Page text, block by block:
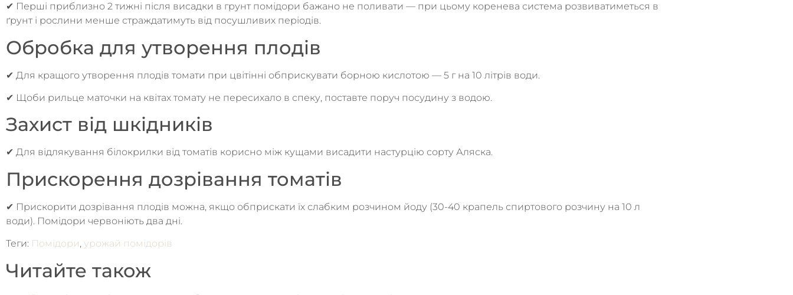
✔ Перші приблизно 2 тижні після висадки в грунт помідори бажано не поливати — при цьому коренева система розвиватиметься в
ґрунт і рослини менше страждатимуть від посушливих періодів.
Обробка для утворення плодів
✔ Для кращого утворення плодів томати при цвітінні обприскувати борною кислотою — 5 г на 10 літрів води.
✔ Щоби рильце маточки на квітах томату не пересихало в спеку, поставте поруч посудину з водою.
Захист від шкідників
✔ Для відлякування білокрилки від томатів корисно між кущами висадити настурцію сорту Аляска.
Прискорення дозрівання томатів
✔ Прискорити дозрівання плодів можна, якщо обприскати їх слабким розчином йоду (30-40 крапель спиртового розчину на 10 л
води). Помідори червоніють два дні.
Теги: Помідори, урожай помідорів
Читайте також